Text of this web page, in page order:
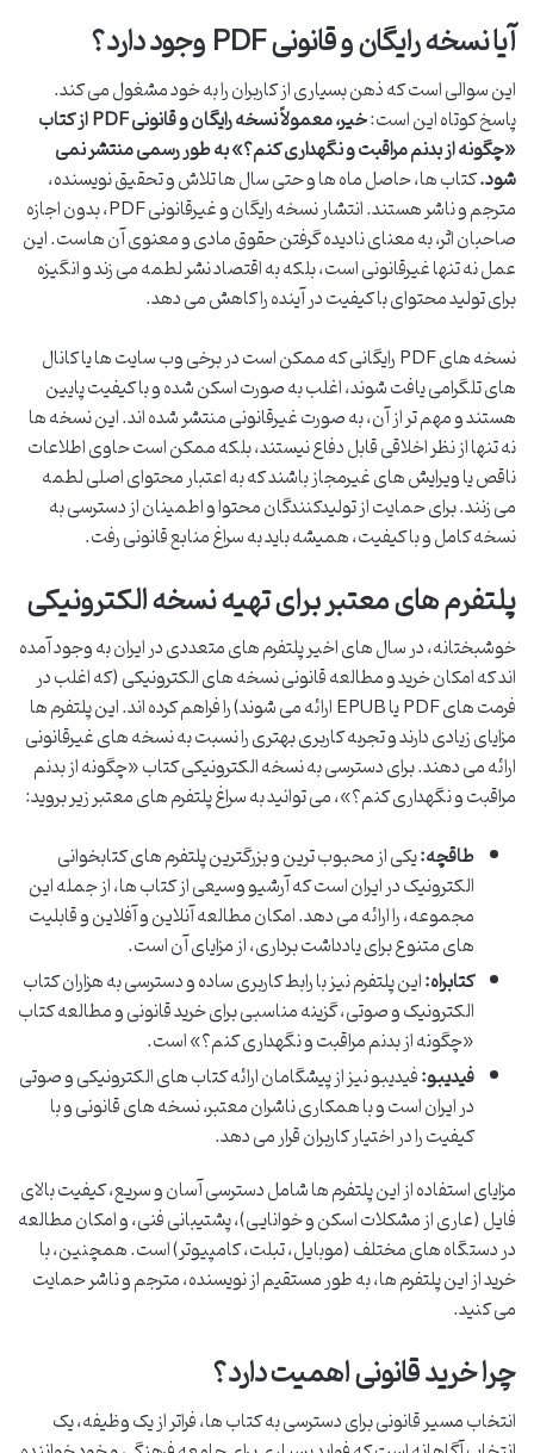
آیا نسخه رایگان و قانونی PDF وجود دارد؟
این سوالی است که ذهن بسیاری از کاربران را به خود مشغول می کند.
پاسخ کوتاه این است: خیر، معمولاً نسخه رایگان و قانونی PDF از کتاب
«چگونه از بدنم مراقبت و نگهداری کنم؟» به طور رسمی منتشر نمی
شود.کتاب ها، حاصل ماه ها و حتی سال ها تلاش و تحقیق نویسنده،
مترجم و ناشر هستند. انتشار نسخه رایگان و غیرقانونی PDF، بدون اجازه
صاحبان اثر، به معنای نادیده گرفتن حقوق مادی و معنوی آن هاست. این
عمل نه تنها غیرقانونی است، بلکه به اقتصاد نشر لطمه می زند و انگیزه
برای تولید محتوای با کیفیت در آینده را کاهش می دهد.
نسخه های PDF رایگانی که ممکن است در برخی وب سایت ها یا کانال
های تلگرامی یافت شوند، اغلب به صورت اسکن شده و با کیفیت پایین
هستند و مهم تر از آن، به صورت غیرقانونی منتشر شده اند. این نسخه ها
نه تنها از نظر اخلاقی قابل دفاع نیستند، بلکه ممکن است حاوی اطلاعات
ناقص یا ویرایش های غیرمجاز باشند که به اعتبار محتوای اصلی لطمه
می زنند. برای حمایت از تولیدکنندگان محتوا و اطمینان از دسترسی به
نسخه کامل و با کیفیت، همیشه باید به سراغ منابع قانونی رفت.
پلتفرم های معتبر برای تهیه نسخه الکترونیکی
خوشبختانه، در سال های اخیر پلتفرم های متعددی در ایران به وجود آمده
اند که امکان خرید و مطالعه قانونی نسخه های الکترونیکی (که اغلب در
فرمت های PDF یا EPUB ارائه می شوند) را فراهم کرده اند. این پلتفرم ها
مزایای زیادی دارند و تجربه کاربری بهتری را نسبت به نسخه های غیرقانونی
ارائه می دهند. برای دسترسی به نسخه الکترونیکی کتاب «چگونه از بدنم
مراقبت و نگهداری کنم؟»، می توانید به سراغ پلتفرم های معتبر زیر بروید:
طاقچه:یکی از محبوب ترین و بزرگترین پلتفرم های کتابخوانی
الکترونیک در ایران است که آرشیو وسیعی از کتاب ها، از جمله این
مجموعه، را ارائه می دهد. امکان مطالعه آنلاین و آفلاین و قابلیت
های متنوع برای یادداشت برداری، از مزایای آن است.
کتابراه:این پلتفرم نیز با رابط کاربری ساده و دسترسی به هزاران کتاب
الکترونیک و صوتی، گزینه مناسبی برای خرید قانونی و مطالعه کتاب
«چگونه از بدنم مراقبت و نگهداری کنم؟» است.
فیدیبو:فیدیبو نیز از پیشگامان ارائه کتاب های الکترونیکی و صوتی
در ایران است و با همکاری ناشران معتبر، نسخه های قانونی و با
کیفیت را در اختیار کاربران قرار می دهد.
مزایای استفاده از این پلتفرم ها شامل دسترسی آسان و سریع، کیفیت بالای
فایل (عاری از مشکلات اسکن و خوانایی)، پشتیبانی فنی، و امکان مطالعه
در دستگاه های مختلف (موبایل، تبلت، کامپیوتر) است. همچنین، با
خرید از این پلتفرم ها، به طور مستقیم از نویسنده، مترجم و ناشر حمایت
می کنید.
چرا خرید قانونی اهمیت دارد؟
انتخاب مسیر قانونی برای دسترسی به کتاب ها، فراتر از یک وظیفه، یک